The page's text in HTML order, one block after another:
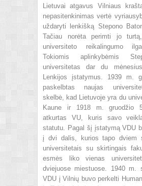
Lietuvai atgavus Vilniaus
nepasitenkinimas vertė
uždaryti lenkišką Stepono
Tačiau norėta perimti jo
universiteto reikalingumo
Tokiomis aplinkybėmis
universitetas dar du
Lenkijos įstatymus. 1939 m.
paskelbtas naujas
skelbė, kad Lietuvoje yra du
Kaune ir 1918 m. gruodžio
atkurtas VU, kuris savo
statutu. Pagal šį įstatymą VDU
į dvi dalis, kurios tapo dviem
universitetais su skirtingais
esmės liko vienas
dviejuose miestuose. 1940
VDU į Vilnių buvo perkelti